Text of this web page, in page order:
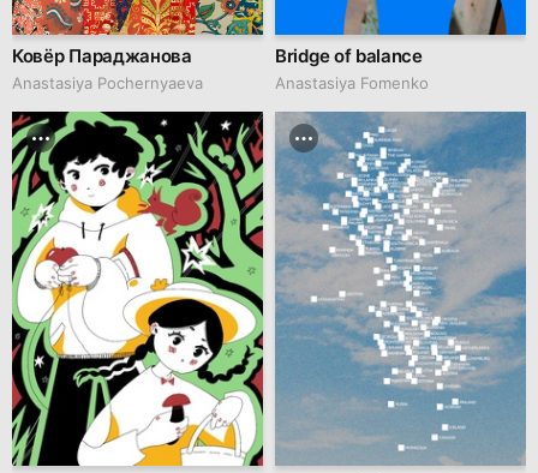
Ковёр Параджанова
Anastasiya Pochernyaeva
Bridge of balance
Anastasiya Fomenko